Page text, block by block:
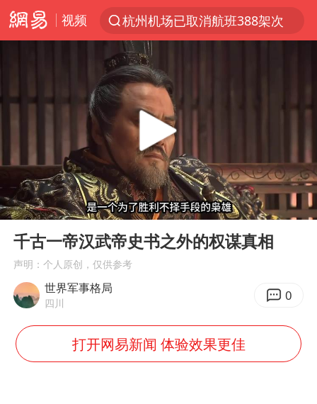
视频
杭州机场已取消航班388架次
《披荆斩棘2026》阵容官宣
白海豚北上或致京津冀暴雨
美将每月供乌爱国者拦截导弹
《龙餐馆》 冲奖
新疆一婚礼线上邀请引热议
Play
00:00 11:10
千古一帝汉武帝史书之外的权谋真相
声明：个人原创，仅供参考
世界军事格局
四川 0
打开网易新闻 体验效果更佳